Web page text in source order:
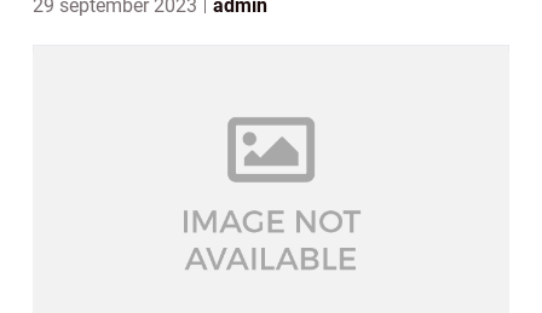
29 september 2023 admin